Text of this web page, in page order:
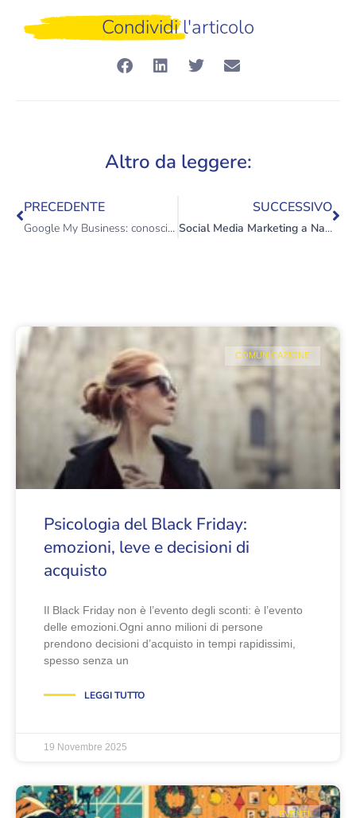
Condividi l'articolo
Altro da leggere:
PRECEDENTE
Google My Business: conosci come funziona?
SUCCESSIVO
Social Media Marketing a Natale: cosa fare e cosa no
COMUNICAZIONE
Psicologia del Black Friday:
emozioni, leve e decisioni di
acquisto
Il Black Friday non è l’evento degli sconti: è l’evento
delle emozioni.Ogni anno milioni di persone
prendono decisioni d’acquisto in tempi rapidissimi,
spesso senza un
LEGGI TUTTO
19 Novembre 2025
EVENTI